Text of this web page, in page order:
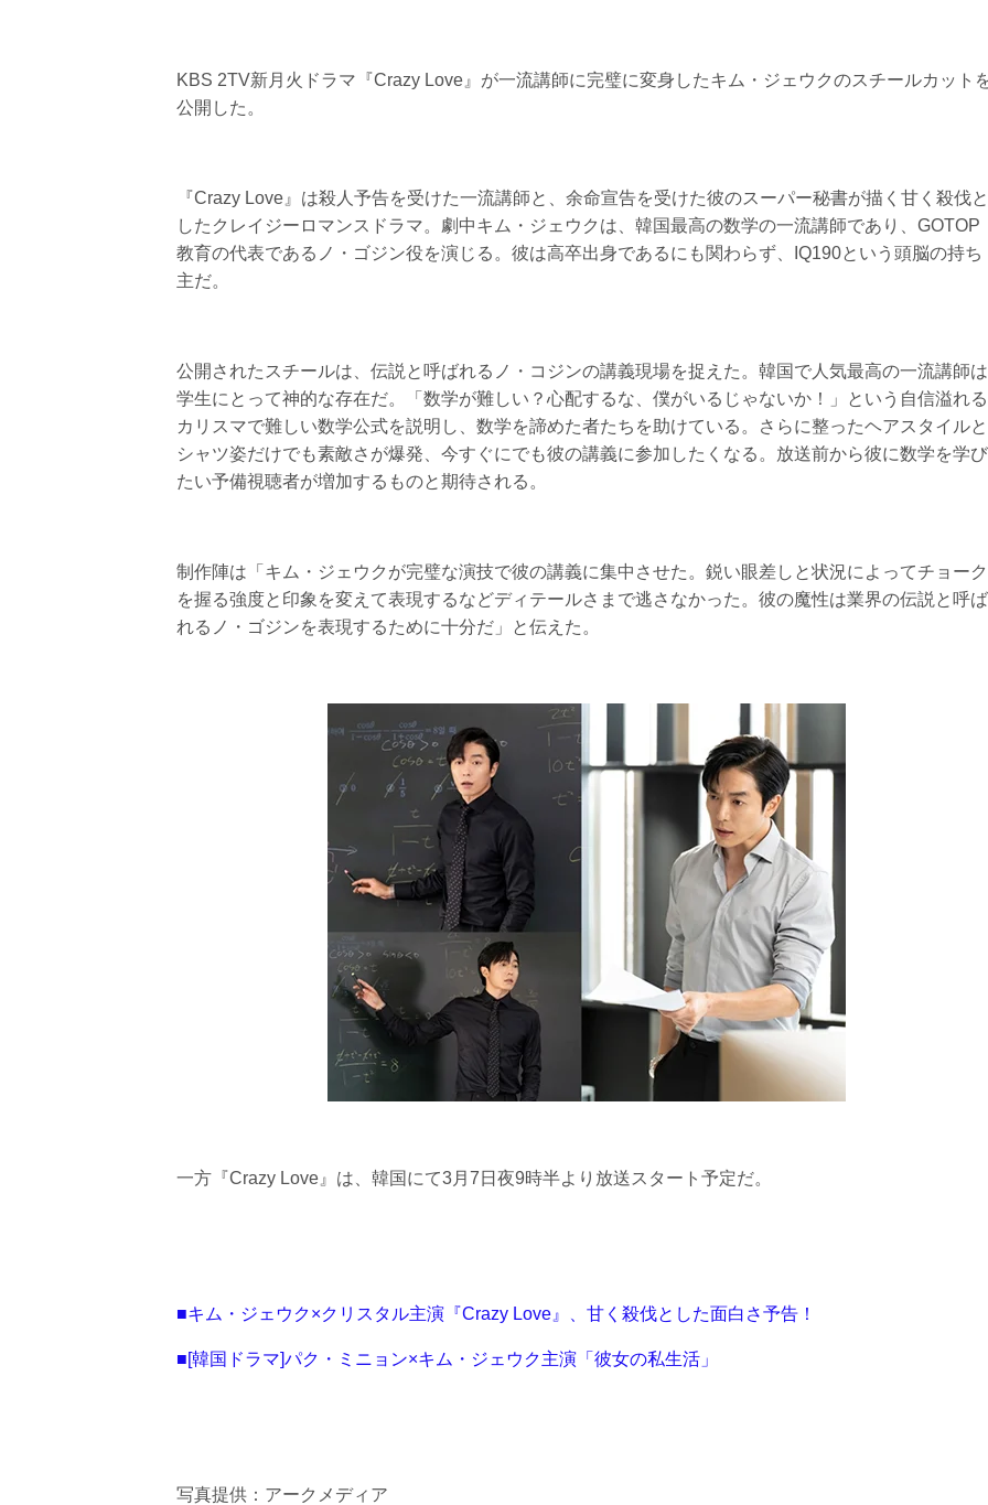
KBS 2TV新月火ドラマ『Crazy Love』が一流講師に完璧に変身したキム・ジェウクのスチールカット
公開した。
『Crazy Love』は殺人予告を受けた一流講師と、余命宣告を受けた彼のスーパー秘書が描く甘く殺伐と
したクレイジーロマンスドラマ。劇中キム・ジェウクは、韓国最高の数学の一流講師であり、GOTOP
教育の代表であるノ・ゴジン役を演じる。彼は高卒出身であるにも関わらず、IQ190という頭脳の持ち
主だ。
公開されたスチールは、伝説と呼ばれるノ・コジンの講義現場を捉えた。韓国で人気最高の一流講師は
学生にとって神的な存在だ。「数学が難しい？心配するな、僕がいるじゃないか！」という自信溢れる
カリスマで難しい数学公式を説明し、数学を諦めた者たちを助けている。さらに整ったヘアスタイルと
シャツ姿だけでも素敵さが爆発、今すぐにでも彼の講義に参加したくなる。放送前から彼に数学を学び
たい予備視聴者が増加するものと期待される。
制作陣は「キム・ジェウクが完璧な演技で彼の講義に集中させた。鋭い眼差しと状況によってチョーク
を握る強度と印象を変えて表現するなどディテールさまで逃さなかった。彼の魔性は業界の伝説と呼ば
れるノ・ゴジンを表現するために十分だ」と伝えた。
一方『Crazy Love』は、韓国にて3月7日夜9時半より放送スタート予定だ。
■キム・ジェウク×クリスタル主演『Crazy Love』、甘く殺伐とした面白さ予告！
■[韓国ドラマ]パク・ミニョン×キム・ジェウク主演「彼女の私生活」
写真提供：アークメディア